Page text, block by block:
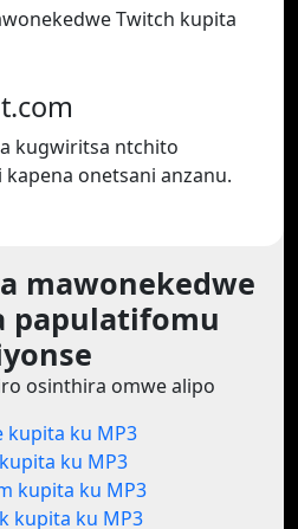
Twitch kupita
kugwiritsa ntchito
onetsani anzanu.
mawonekedwe
papulatifomu
osinthira omwe alipo
kupita ku MP3
ku MP3
kupita ku MP3
kupita ku MP3